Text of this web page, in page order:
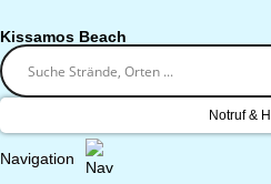
Kissamos Beach
Notruf &
Navigation